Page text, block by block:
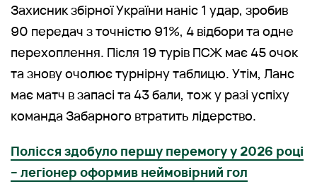
Захисник збірної України наніс 1 удар, зробив
90 передач з точністю 91%, 4 відбори та одне
перехоплення. Після 19 турів ПСЖ має 45 очок
та знову очолює турнірну таблицю. Утім, Ланс
має матч в запасі та 43 бали, тож у разі успіху
команда Забарного втратить лідерство.
Полісся здобуло першу перемогу у 2026 році
– легіонер оформив неймовірний гол